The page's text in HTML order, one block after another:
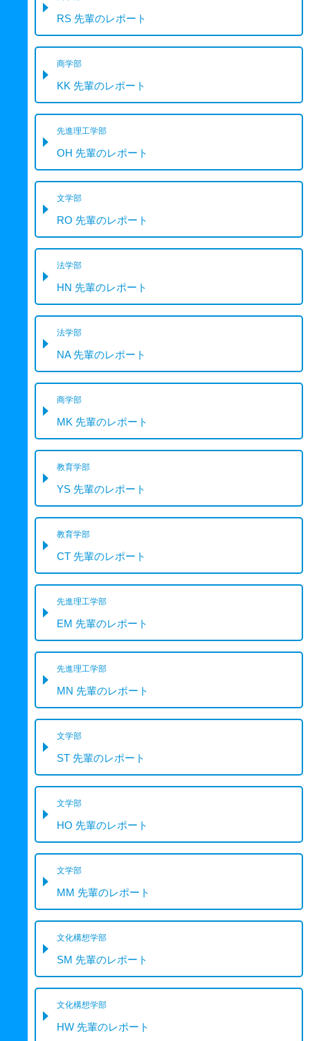
RS 先輩のレポート
商学部
KK 先輩のレポート
先進理工学部
OH 先輩のレポート
文学部
RO 先輩のレポート
法学部
HN 先輩のレポート
法学部
NA 先輩のレポート
商学部
MK 先輩のレポート
教育学部
YS 先輩のレポート
教育学部
CT 先輩のレポート
先進理工学部
EM 先輩のレポート
先進理工学部
MN 先輩のレポート
文学部
ST 先輩のレポート
文学部
HO 先輩のレポート
文学部
MM 先輩のレポート
文化構想学部
SM 先輩のレポート
文化構想学部
HW 先輩のレポート